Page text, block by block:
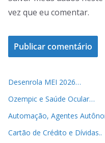
vez que eu comentar.
Desenrola MEI 2026…
Ozempic e Saúde Ocular…
Automação, Agentes
Cartão de Crédito e Dívidas..